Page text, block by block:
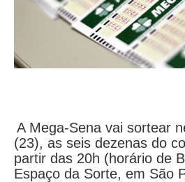
A Mega-Sena vai sortear
(23), as seis dezenas do
partir das 20h (horário de
Espaço da Sorte, em São